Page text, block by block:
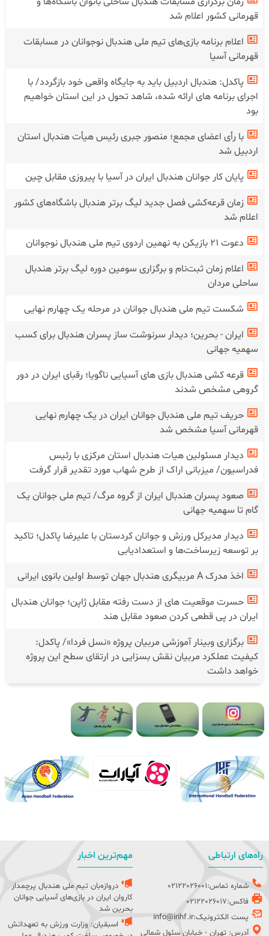
قهرمانی کشور اعلام شد
اعلام برنامه بازی‌های تیم ملی هندبال نوجوانان در مسابقات
قهرمانی آسیا
پاکدل: هندبال اردبیل باید به جایگاه واقعی خود بازگردد/ با
اجرای برنامه های ارائه شده، شاهد تحول در این استان خواهیم
بود
با رأی اعضای مجمع؛ منصور جبری رئیس هیأت هندبال استان
اردبیل شد
پایان کار جوانان هندبال ایران در آسیا با پیروزی مقابل چین
زمان قرعه‌کشی فصل جدید لیگ برتر هندبال باشگاه‌های کشور
اعلام شد
دعوت ۲۱ بازیکن به نهمین اردوی تیم ملی هندبال نوجوانان
اعلام زمان ثبت‌نام و برگزاری سومین دوره لیگ برتر هندبال
ساحلی مردان
شکست تیم ملی هندبال جوانان در‌ مرحله یک چهارم نهایی
ایران - بحرین؛ دیدار سرنوشت ساز پسران هندبال برای کسب
سهمیه جهانی
قرعه کشی هندبال بازی های آسیایی ناگویا؛ رقبای ایران در دور
گروهی مشخص شدند
حریف تیم ملی هندبال جوانان ایران در یک چهارم نهایی
قهرمانی آسیا مشخص شد
دیدار مسئولین هیات هندبال استان مرکزی با رئیس
فدراسیون/ میزبانی اراک از طرح شهاب مورد تقدیر قرار گرفت
صعود پسران هندبال ایران از گروه مرگ/ تیم ملی جوانان یک
گام تا سهمیه جهانی
دیدار مدیرکل ورزش و جوانان کردستان با علیرضا پاکدل؛ تاکید
بر توسعه زیرساخت‌ها و استعدادیابی
اخذ مدرک A مربیگری هندبال جهان توسط اولین بانوی ایرانی
حسرت موقعیت های از دست رفته مقابل ژاپن؛ جوانان هندبال
ایران در پی قطعی کردن صعود مقابل هند
برگزاری وبینار آموزشی مربیان پروژه «نسل فردا»/ پاکدل:
کیفیت عملکرد مربیان نقش بسزایی در ارتقای سطح این پروژه
خواهد داشت
راه‌های ارتباطی
شماره تماس:02122026001
فاکس:02122026017
پست الکترونیک:info@irihf.ir
آدرس: تهران - خیابان سئول شمالی
مهم‌ترین اخبار
دروازه‌بان تیم ملی هندبال پرچمدار
کاروان ایران در بازی‌های آسیایی جوانان
بحرین شد
اسبقیان: وزارت ورزش به تعهداتش